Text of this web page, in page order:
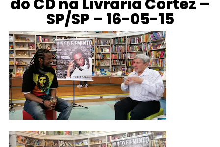
do CD na Livraria Cortez –
SP/SP – 16-05-15